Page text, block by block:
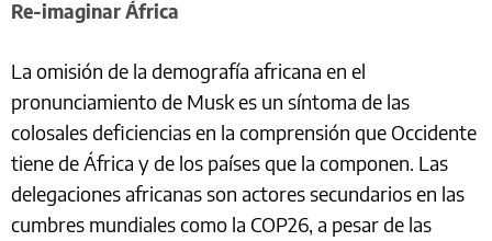
Re-imaginar África
La omisión de la demografía africana en el
pronunciamiento de Musk es un síntoma de las
colosales deficiencias en la comprensión que Occidente
tiene de África y de los países que la componen. Las
delegaciones africanas son actores secundarios en las
cumbres mundiales como la COP26, a pesar de las